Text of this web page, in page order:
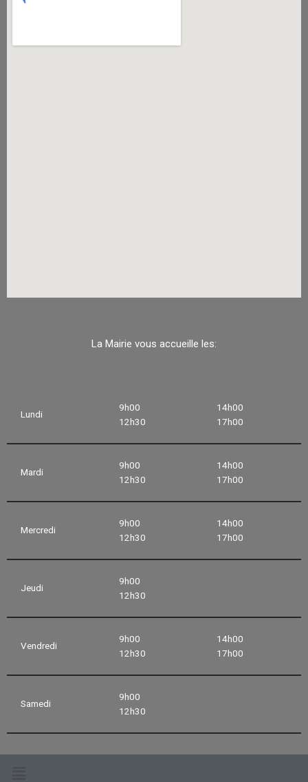
La Mairie vous accueille les:
Lundi
9h00
12h30
14h00
17h00
Mardi
9h00
12h30
14h00
17h00
Mercredi
9h00
12h30
14h00
17h00
Jeudi
9h00
12h30
Vendredi
9h00
12h30
14h00
17h00
Samedi
9h00
12h30